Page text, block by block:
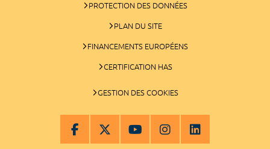
PROTECTION DES DONNÉES
PLAN DU SITE
FINANCEMENTS EUROPÉENS
CERTIFICATION HAS
GESTION DES COOKIES